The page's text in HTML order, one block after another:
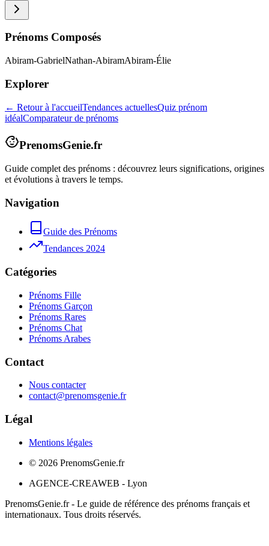
Prénoms Composés
Abiram-GabrielNathan-AbiramAbiram-Élie
Explorer
← Retour à l'accueilTendances actuellesQuiz prénom
idéalComparateur de prénoms
PrenomsGenie.fr
Guide complet des prénoms : découvrez leurs significations, origines
et évolutions à travers le temps.
Navigation
Guide des Prénoms
Tendances 2024
Catégories
Prénoms Fille
Prénoms Garçon
Prénoms Rares
Prénoms Chat
Prénoms Arabes
Contact
Nous contacter
contact@prenomsgenie.fr
Légal
Mentions légales
© 2026 PrenomsGenie.fr
AGENCE-CREAWEB - Lyon
PrenomsGenie.fr - Le guide de référence des prénoms français et
internationaux. Tous droits réservés.